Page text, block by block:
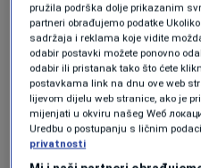
spavanje u 22:30 kako
dijete dobije ono što
Mama iz
trgovine ide svake
onoga što je na
pružila podrška dolje prikazanim
partneri obrađujemo podatke
sadržaja i reklama koje vidite
odabir postavki možete ponovno
odabir ili pristanak tako što ćete
postavkama link na dnu ove web
lijevom dijelu web stranice, ako je
mijenjati u okviru našeg Wеб
Uredbu o postupanju s ličnim
privatnosti